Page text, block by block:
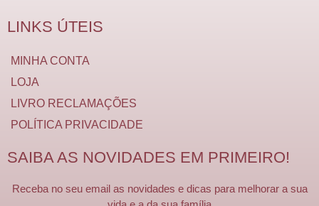
LINKS ÚTEIS
MINHA CONTA
LOJA
LIVRO RECLAMAÇÕES
POLÍTICA PRIVACIDADE
SAIBA AS NOVIDADES EM PRIMEIRO!
Receba no seu email as novidades e dicas para melhorar a sua